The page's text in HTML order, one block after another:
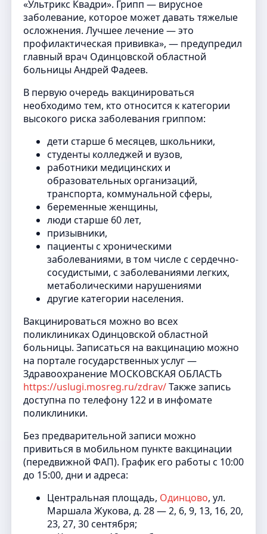
«Ультрикс Квадри». Грипп — вирусное
заболевание, которое может давать тяжелые
осложнения. Лучшее лечение — это
профилактическая прививка», — предупредил
главный врач Одинцовской областной
больницы Андрей Фадеев.
В первую очередь вакцинироваться
необходимо тем, кто относится к категории
высокого риска заболевания гриппом:
дети старше 6 месяцев, школьники,
студенты колледжей и вузов,
работники медицинских и
образовательных организаций,
транспорта, коммунальной сферы,
беременные женщины,
люди старше 60 лет,
призывники,
пациенты с хроническими
заболеваниями, в том числе с сердечно-
сосудистыми, с заболеваниями легких,
метаболическими нарушениями
другие категории населения.
Вакцинироваться можно во всех
поликлиниках Одинцовской областной
больницы. Записаться на вакцинацию можно
на портале государственных услуг —
Здравоохранение МОСКОВСКАЯ ОБЛАСТЬ
https://uslugi.mosreg.ru/zdrav/Также запись
доступна по телефону 122 и в инфомате
поликлиники.
Без предварительной записи можно
привиться в мобильном пункте вакцинации
(передвижной ФАП). График его работы с 10:00
до 15:00, дни и адреса:
Центральная площадь, Одинцово, ул.
Маршала Жукова, д. 28 — 2, 6, 9, 13, 16, 20,
23, 27, 30 сентября;